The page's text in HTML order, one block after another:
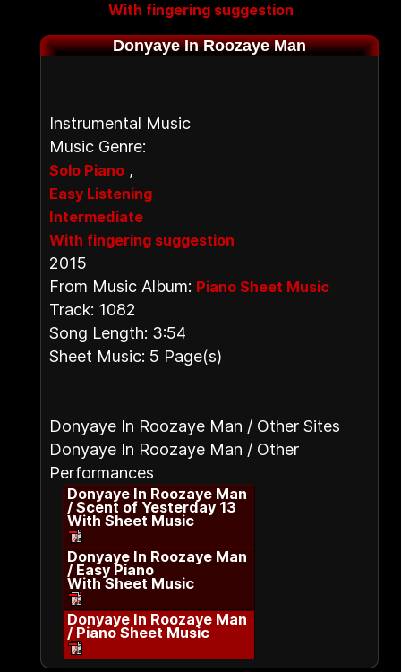
With fingering suggestion
Donyaye In Roozaye Man
Instrumental Music
Music Genre:
Solo Piano ,
Easy Listening
Intermediate
With fingering suggestion
2015
From Music Album: Piano Sheet Music
Track: 1082
Song Length: 3:54
Sheet Music: 5 Page(s)
Donyaye In Roozaye Man / Other Sites
Donyaye In Roozaye Man / Other
Performances
Donyaye In Roozaye Man
/ Scent of Yesterday 13
With Sheet Music
Donyaye In Roozaye Man
/ Easy Piano
With Sheet Music
Donyaye In Roozaye Man
/ Piano Sheet Music